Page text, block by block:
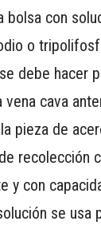
bolsa con
o
debe hacer
cava
pieza de
recolección
y con
se usa